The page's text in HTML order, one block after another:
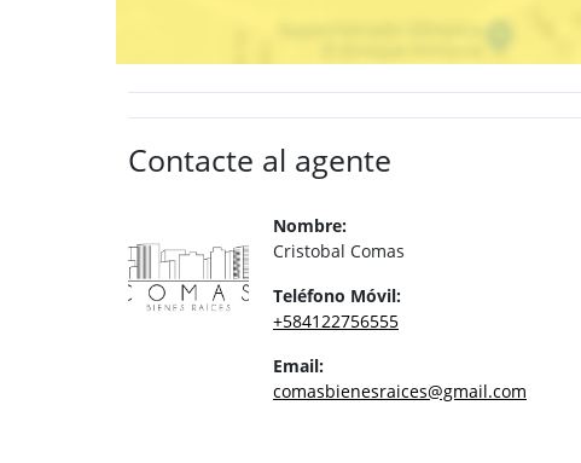
Contacte al agente
Nombre:
Cristobal Comas
Teléfono Móvil:
+584122756555
Email:
comasbienesraices@gmail.com